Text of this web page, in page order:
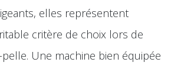
elles représentent
critère de choix lors de
Une machine bien équipée